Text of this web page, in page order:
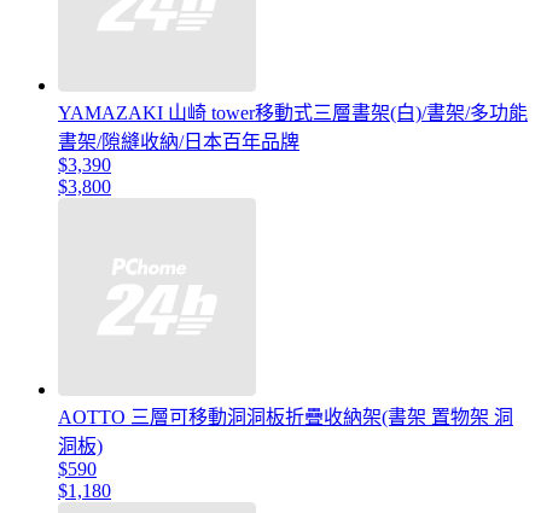
YAMAZAKI 山崎 tower移動式三層書架(白)/書架/多功能
書架/隙縫收納/日本百年品牌
$3,390
$3,800
AOTTO 三層可移動洞洞板折疊收納架(書架 置物架 洞
洞板)
$590
$1,180